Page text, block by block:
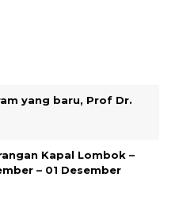
yang baru, Prof Dr.
Kapal Lombok –
– 01 Desember